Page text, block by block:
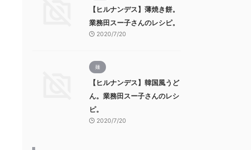
【ヒルナンデス】薄焼き餅。
業務田スー子さんのレシピ。
2020/7/20
麺
【ヒルナンデス】韓国風うど
ん。業務田スー子さんのレシ
ピ。
2020/7/20